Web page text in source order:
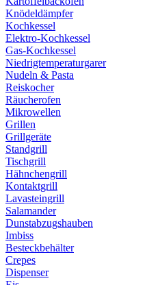
Knödeldämpfer
Kochkessel
Elektro-Kochkessel
Gas-Kochkessel
Niedrigtemperaturgarer
Nudeln & Pasta
Reiskocher
Räucherofen
Mikrowellen
Grillen
Grillgeräte
Standgrill
Tischgrill
Hähnchengrill
Kontaktgrill
Lavasteingrill
Salamander
Dunstabzugshauben
Imbiss
Besteckbehälter
Crepes
Dispenser